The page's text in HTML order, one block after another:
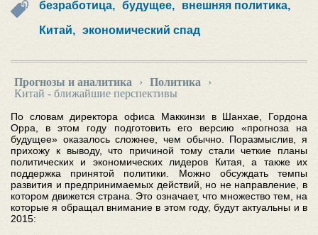
безработица, будущее, внешняя политика,
Китай, экономический спад
Прогнозы и аналитика › Политика
›
Китай - ближайшие перспективы
По словам директора офиса Маккинзи в Шанхае, Гордона
Орра, в этом году подготовить его версию «прогноза на
будущее» оказалось сложнее, чем обычно. Поразмыслив, я
прихожу к выводу, что причиной тому стали четкие планы
политических и экономических лидеров Китая, а также их
поддержка принятой политики. Можно обсуждать темпы
развития и предпринимаемых действий, но не направление, в
котором движется страна. Это означает, что множество тем, на
которые я обращал внимание в этом году, будут актуальны и в
2015: